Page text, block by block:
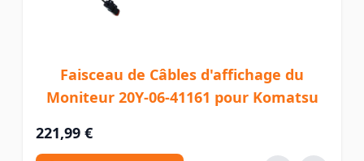
Faisceau de Câbles d'affichage du
Moniteur 20Y-06-41161 pour Komatsu
221,99 €